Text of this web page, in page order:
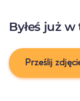
Byłeś już
Prześlij